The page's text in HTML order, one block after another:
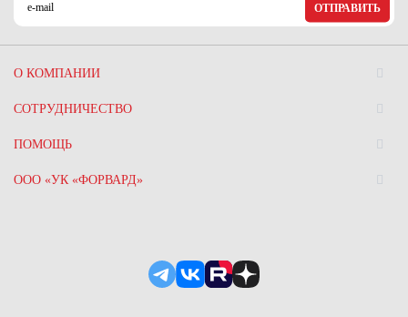
ОТПРАВИТЬ
О КОМПАНИИ
СОТРУДНИЧЕСТВО
ПОМОЩЬ
ООО «УК «ФОРВАРД»